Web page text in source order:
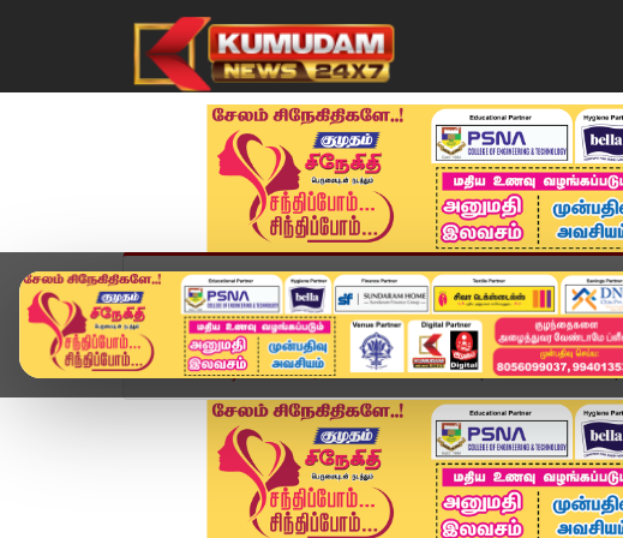
முகப்பு விளையாட்டு அண்மை தமிழ்நாடு
Home வீடியோ ஸ்டோரி Headlines Now | 6 PM Headlines |